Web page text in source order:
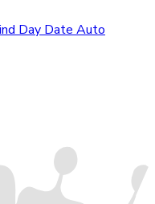
Day Date Auto